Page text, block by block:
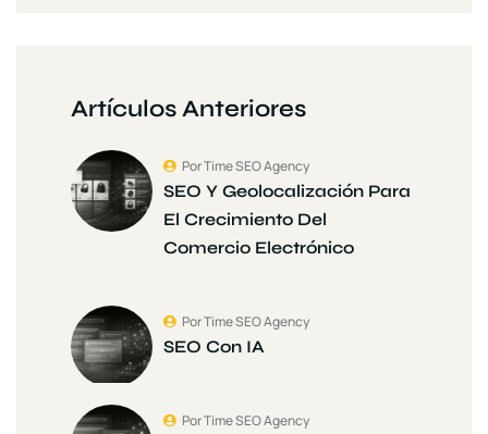
Artículos Anteriores
SEO Y Geolocalización Para
El Crecimiento Del
Comercio Electrónico
Por Time SEO Agency
SEO Con IA
Por Time SEO Agency
Por Time SEO Agency